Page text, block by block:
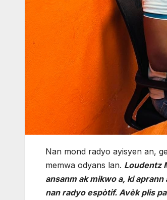
Nan mond radyo ayisyen an,
memwa odyans lan. Loudentz
ansanm ak mikwo a, ki
nan radyo espòtif. Avèk plis